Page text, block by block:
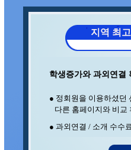
최**
김** 수
최**
김**
중**
지** 수
홍* 수
구** 수
김**
최**
지역 최
학생증가와 과외연결
● 정회원을 이용하셨던
다른 홈페이지와 비교
● 과외연결 / 소개 수수